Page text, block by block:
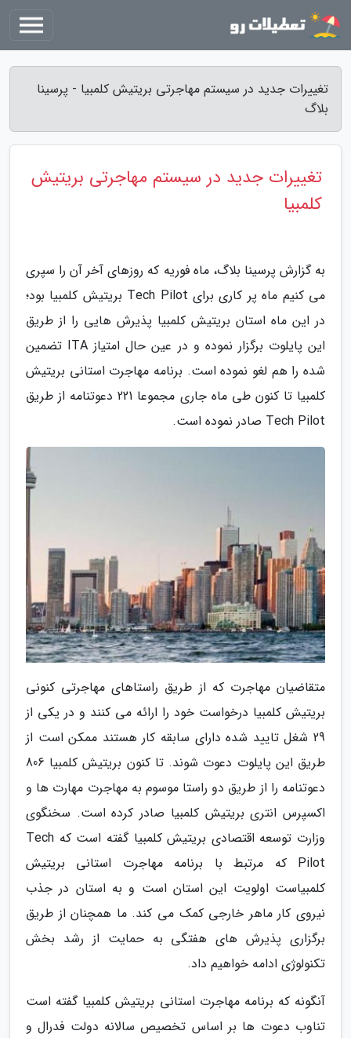
تغییرات جدید در سیستم مهاجرتی بریتیش کلمبیا - پرسینا
بلاگ
تغییرات جدید در سیستم مهاجرتی بریتیش
کلمبیا
به گزارش پرسینا بلاگ، ماه فوریه که روزهای آخر آن را سپری
می کنیم ماه پر کاری برای Tech Pilot بریتیش کلمبیا بود؛
در این ماه استان بریتیش کلمبیا پذیرش هایی را از طریق
این پایلوت برگزار نموده و در عین حال امتیاز ITA تضمین
شده را هم لغو نموده است. برنامه مهاجرت استانی بریتیش
کلمبیا تا کنون طی ماه جاری مجموعا 221 دعوتنامه از طریق
Tech Pilot صادر نموده است.
متقاضیان مهاجرت که از طریق راستاهای مهاجرتی کنونی
بریتیش کلمبیا درخواست خود را ارائه می کنند و در یکی از
29 شغل تایید شده دارای سابقه کار هستند ممکن است از
طریق این پایلوت دعوت شوند. تا کنون بریتیش کلمبیا 806
دعوتنامه را از طریق دو راستا موسوم به مهاجرت مهارت ها و
اکسپرس انتری بریتیش کلمبیا صادر کرده است. سخنگوی
وزارت توسعه اقتصادی بریتیش کلمبیا گفته است که Tech
Pilot که مرتبط با برنامه مهاجرت استانی بریتیش
کلمبیاست اولویت این استان است و به استان در جذب
نیروی کار ماهر خارجی کمک می کند. ما همچنان از طریق
برگزاری پذیرش های هفتگی به حمایت از رشد بخش
تکنولوژی ادامه خواهیم داد.
آنگونه که برنامه مهاجرت استانی بریتیش کلمبیا گفته است
تناوب دعوت ها بر اساس تخصیص سالانه دولت فدرال و